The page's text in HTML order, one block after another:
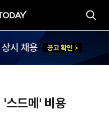
'스드메' 비용